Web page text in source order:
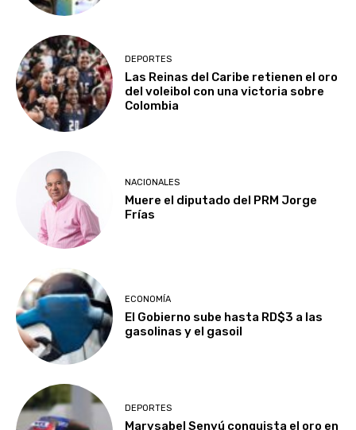
DEPORTES
Las Reinas del Caribe retienen el oro
del voleibol con una victoria sobre
Colombia
NACIONALES
Muere el diputado del PRM Jorge
Frías
ECONOMÍA
El Gobierno sube hasta RD$3 a las
gasolinas y el gasoil
DEPORTES
Marysabel Senyú conquista el oro en